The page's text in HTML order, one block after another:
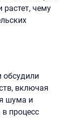
чему
обсудили
включая
шума и
процесс